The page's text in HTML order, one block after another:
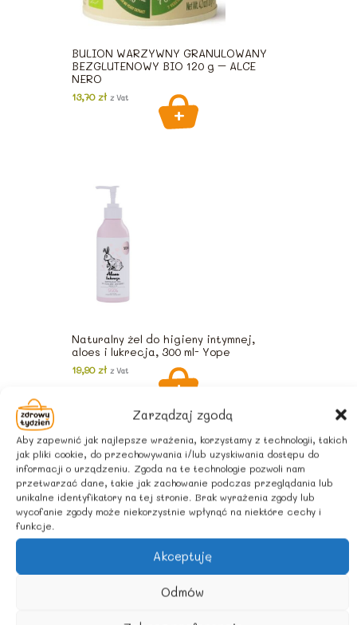
Zarządzaj zgodą
Aby zapewnić jak najlepsze wrażenia, korzystamy z technologii, takich
jak pliki cookie, do przechowywania i/lub uzyskiwania dostępu do
informacji o urządzeniu. Zgoda na te technologie pozwoli nam
przetwarzać dane, takie jak zachowanie podczas przeglądania lub
unikalne identyfikatory na tej stronie. Brak wyrażenia zgody lub
wycofanie zgody może niekorzystnie wpłynąć na niektóre cechy i
funkcje.
Akceptuję
Odmów
BULION WARZYWNY GRANULOWANY
BEZGLUTENOWY BIO 120 g – ALCE
NERO
13,70 zł z Vat
Naturalny żel do higieny intymnej,
aloes i lukrecja, 300 ml- Yope
19,90 zł z Vat
Na prezent